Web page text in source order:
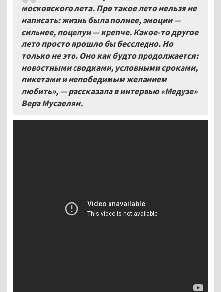
московского лета. Про такое лето нельзя не
написать: жизнь была полнее, эмоции —
сильнее, поцелуи — крепче. Какое-то другое
лето просто прошло бы бесследно. Но
только не это. Оно как будто продолжается:
новостными сводками, условными сроками,
пикетами и непобедимым желанием
любить», — рассказала в интервью «Медузе»
Вера Мусаелян.